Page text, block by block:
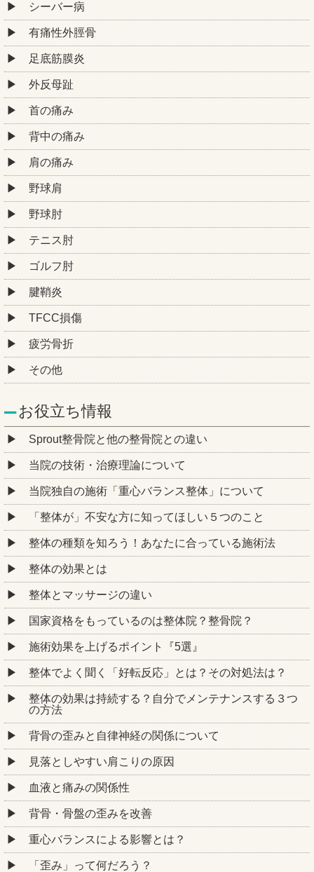
シーバー病
有痛性外脛骨
足底筋膜炎
外反母趾
首の痛み
背中の痛み
肩の痛み
野球肩
野球肘
テニス肘
ゴルフ肘
腱鞘炎
TFCC損傷
疲労骨折
その他
お役立ち情報
Sprout整骨院と他の整骨院との違い
当院の技術・治療理論について
当院独自の施術「重心バランス整体」について
「整体が」不安な方に知ってほしい５つのこと
整体の種類を知ろう！あなたに合っている施術法
整体の効果とは
整体とマッサージの違い
国家資格をもっているのは整体院？整骨院？
施術効果を上げるポイント『5選』
整体でよく聞く「好転反応」とは？その対処法は？
整体の効果は持続する？自分でメンテナンスする３つ
の方法
背骨の歪みと自律神経の関係について
見落としやすい肩こりの原因
血液と痛みの関係性
背骨・骨盤の歪みを改善
重心バランスによる影響とは？
「歪み」って何だろう？